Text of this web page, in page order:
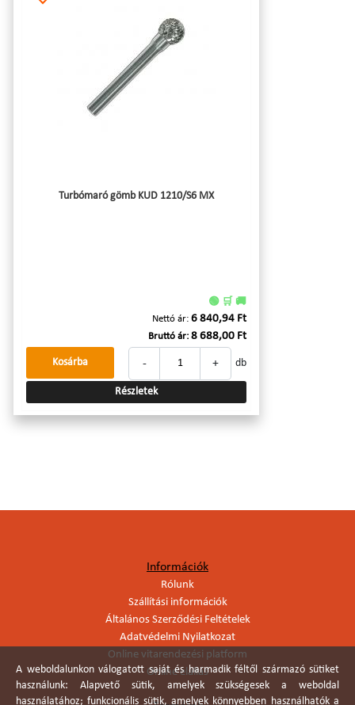
Turbómaró gömb KUD 1210/S6 MX
🟢 🛒 🚚
Nettó ár: 6 840,94 Ft
Bruttó ár: 8 688,00 Ft
- + db
Kosárba
Részletek
Információk
Rólunk
Szállítási információk
Általános Szerződési Feltételek
Adatvédelmi Nyilatkozat
Online vitarendezési platform
Online elállás
A weboldalunkon válogatott saját és harmadik féltől származó sütiket
használunk: Alapvető sütik, amelyek szükségesek a weboldal
használatához; funkcionális sütik, amelyek könnyebben használhatók a